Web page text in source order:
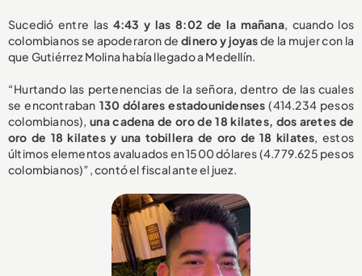
Sucedió entre las 4:43 y las 8:02 de la mañana, cuando los
colombianos se apoderaron dedinero y joyasde la mujer con la
que Gutiérrez Molina había llegado a Medellín.
“Hurtando las pertenencias de la señora, dentro de las cuales
se encontraban 130 dólares estadounidenses (414.234 pesos
colombianos),una cadena de oro de 18 kilates, dos aretes de
oro de 18 kilates y una tobillera de oro de 18 kilates, estos
últimos elementos avaluados en 1500 dólares (4.779.625 pesos
colombianos)”, contó el fiscal ante el juez.